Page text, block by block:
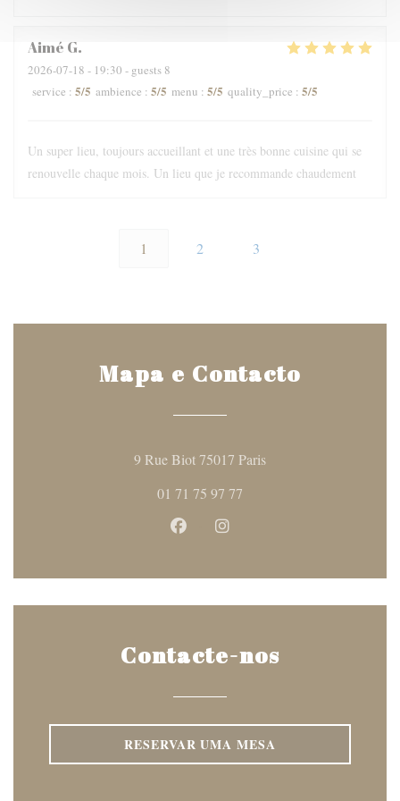
Aimé G
2026-07-18 - 19:30 - guests 8
service : 5/5 ambience : 5/5 menu : 5/5 quality_price : 5/5
Un super lieu, toujours accueillant et une très bonne cuisine qui se
renouvelle chaque mois. Un lieu que je recommande chaudement
1 2 3
Mapa e Contacto
9 Rue Biot 75017 Paris((abre numa nova
01 71 75 97 77
Facebook ((abre numa nova
Instagram ((abre numa
Contacte-nos
RESERVAR UMA MESA